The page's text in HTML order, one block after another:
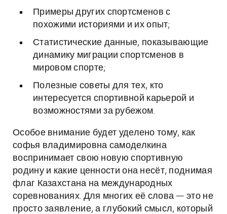
Примеры других спортсменов с
похожими историями и их опыт;
Статистические данные, показывающие
динамику миграции спортсменов в
мировом спорте;
Полезные советы для тех, кто
интересуется спортивной карьерой и
возможностями за рубежом.
Особое внимание будет уделено тому, как
софья владимировна самоделкина
воспринимает свою новую спортивную
родину и какие ценности она несёт, поднимая
флаг Казахстана на международных
соревнованиях. Для многих её слова — это не
просто заявление, а глубокий смысл, который